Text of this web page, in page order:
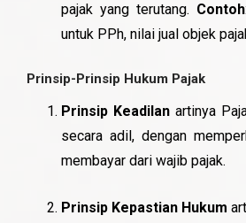
pajak yang terutang. Contoh
untuk PPh, nilai jual objek
Prinsip-Prinsip Hukum Pajak
Prinsip Keadilan artinya
secara adil, dengan
membayar dari wajib pajak.
Prinsip Kepastian Hukum